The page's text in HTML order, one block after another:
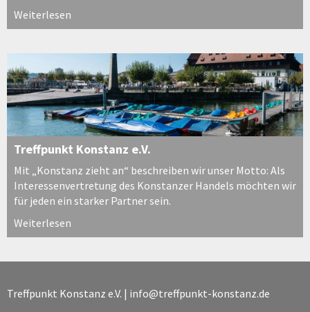
Weiterlesen
Treffpunkt Konstanz e.V.
Mit „Konstanz zieht an“ beschreiben wir unser Motto: Als
Interessenvertretung des Konstanzer Handels möchten wir
für jeden ein starker Partner sein.
Weiterlesen
Treffpunkt Konstanz e.V. | info@treffpunkt-konstanz.de